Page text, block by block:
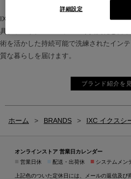
IXC（イクスシー）は、”Emotional
具ブランド。ヨーロッパの家具文化と日
術を活かした持続可能で洗練されたイン
質な暮らしを届けます。
ブランド紹介を
ホーム > BRANDS > IXC イクスシ
オンラインストア 営業日カレンダー
営業日休 配送・出荷休 ■ システムメン
上記色のついた定休日には、メールの返信及
詳細設定